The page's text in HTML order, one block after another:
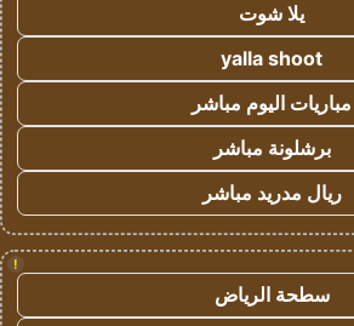
يلا شوت
yalla shoot
مباريات اليوم مباشر
برشلونة مباشر
ريال مدريد مباشر
!
سطحة الرياض